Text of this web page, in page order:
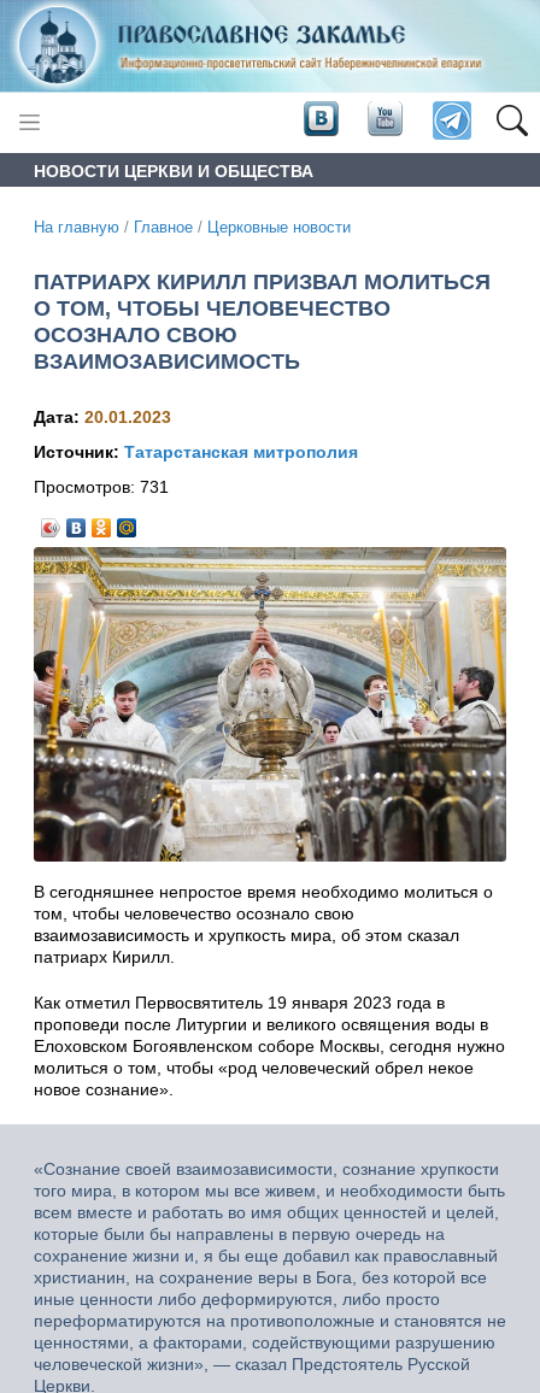
НОВОСТИ ЦЕРКВИ И ОБЩЕСТВА
На главную / Главное / Церковные новости
ПАТРИАРХ КИРИЛЛ ПРИЗВАЛ МОЛИТЬСЯ
О ТОМ, ЧТОБЫ ЧЕЛОВЕЧЕСТВО
ОСОЗНАЛО СВОЮ
ВЗАИМОЗАВИСИМОСТЬ
Дата: 20.01.2023
Источник: Татарстанская митрополия
Просмотров: 731
В сегодняшнее непростое время необходимо молиться о
том, чтобы человечество осознало свою
взаимозависимость и хрупкость мира, об этом сказал
патриарх Кирилл.
Как отметил Первосвятитель 19 января 2023 года в
проповеди после Литургии и великого освящения воды в
Елоховском Богоявленском соборе Москвы, сегодня нужно
молиться о том, чтобы «род человеческий обрел некое
новое сознание».
«Сознание своей взаимозависимости, сознание хрупкости
того мира, в котором мы все живем, и необходимости быть
всем вместе и работать во имя общих ценностей и целей,
которые были бы направлены в первую очередь на
сохранение жизни и, я бы еще добавил как православный
христианин, на сохранение веры в Бога, без которой все
иные ценности либо деформируются, либо просто
переформатируются на противоположные и становятся не
ценностями, а факторами, содействующими разрушению
человеческой жизни», — сказал Предстоятель Русской
Церкви.